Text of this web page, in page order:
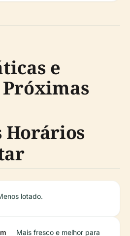
e
Horários
lotado.
Mais fresco e melhor para